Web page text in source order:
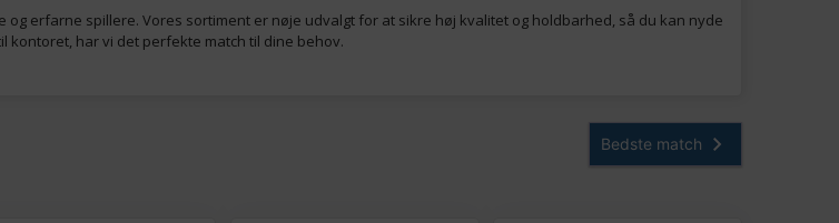
og erfarne spillere. Vores sortiment er nøje udvalgt for at sikre høj kvalitet og holdbarhed, så du kan nyde
kontoret, har vi det perfekte match til dine behov.